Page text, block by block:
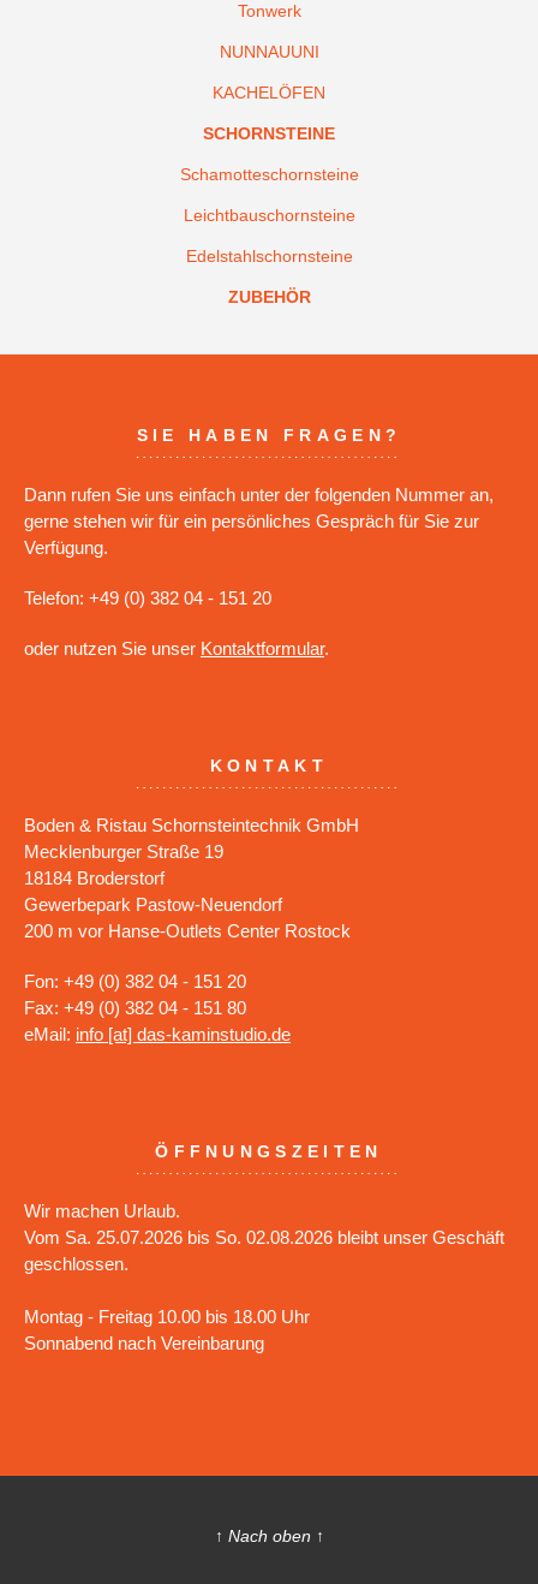
Tonwerk
NUNNAUUNI
KACHELÖFEN
SCHORNSTEINE
Schamotteschornsteine
Leichtbauschornsteine
Edelstahlschornsteine
ZUBEHÖR
SIE HABEN FRAGEN?
Dann rufen Sie uns einfach unter der folgenden Nummer an,
gerne stehen wir für ein persönliches Gespräch für Sie zur
Verfügung.
Telefon: +49 (0) 382 04 - 151 20
oder nutzen Sie unser Kontaktformular.
KONTAKT
Boden & Ristau Schornsteintechnik GmbH
Mecklenburger Straße 19
18184 Broderstorf
Gewerbepark Pastow-Neuendorf
200 m vor Hanse-Outlets Center Rostock
Fon: +49 (0) 382 04 - 151 20
Fax: +49 (0) 382 04 - 151 80
eMail: info [at] das-kaminstudio.de
ÖFFNUNGSZEITEN
Wir machen Urlaub.
Vom Sa. 25.07.2026 bis So. 02.08.2026 bleibt unser Geschäft
geschlossen.
Montag - Freitag 10.00 bis 18.00 Uhr
Sonnabend nach Vereinbarung
↑ Nach oben ↑